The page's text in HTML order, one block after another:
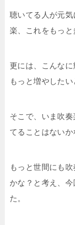
聴いてる人が元
楽、これをもっと
更には、こんな
もっと増やした
そこで、いま吹
てることはないか
もっと世間にも
かな？と考え、
た。